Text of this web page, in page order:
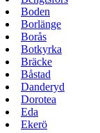
Boden
Borlänge
Borås
Botkyrka
Bräcke
Båstad
Danderyd
Dorotea
Eda
Ekerö